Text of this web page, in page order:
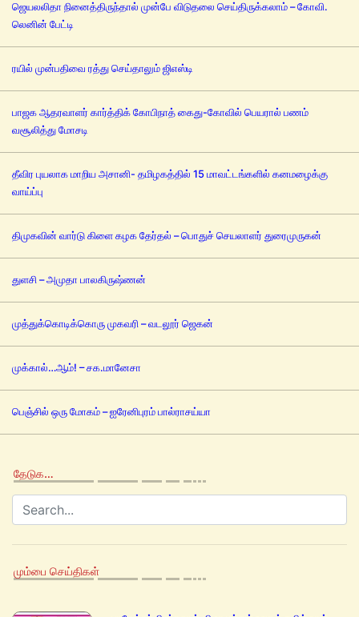
ஜெயலலிதா நினைத்திருந்தால் முன்பே விடுதலை செய்திருக்கலாம் – கோவி.
லெனின் பேட்டி
ரயில் முன்பதிவை ரத்து செய்தாலும் ஜிஎஸ்டி
பாஜக ஆதரவாளர் கார்த்திக் கோபிநாத் கைது-கோவில் பெயரால் பணம்
வசூலித்து மோசடி
தீவிர புயலாக மாறிய அசானி- தமிழகத்தில் 15 மாவட்டங்களில் கனமழைக்கு
வாய்ப்பு
திமுகவின் வார்டு கிளை கழக தேர்தல் – பொதுச் செயலாளர் துரைமுருகன்
துளசி – அமுதா பாலகிருஷ்ணன்
முத்துக்கொடிக்கொரு முகவரி – வடலூர் ஜெகன்
முக்கால்…ஆம்! – சக.மானேசா
பெஞ்சில் ஒரு மோகம் – ஐரேனிபுரம் பால்ராசய்யா
தேடுக…
மும்பை செய்திகள்